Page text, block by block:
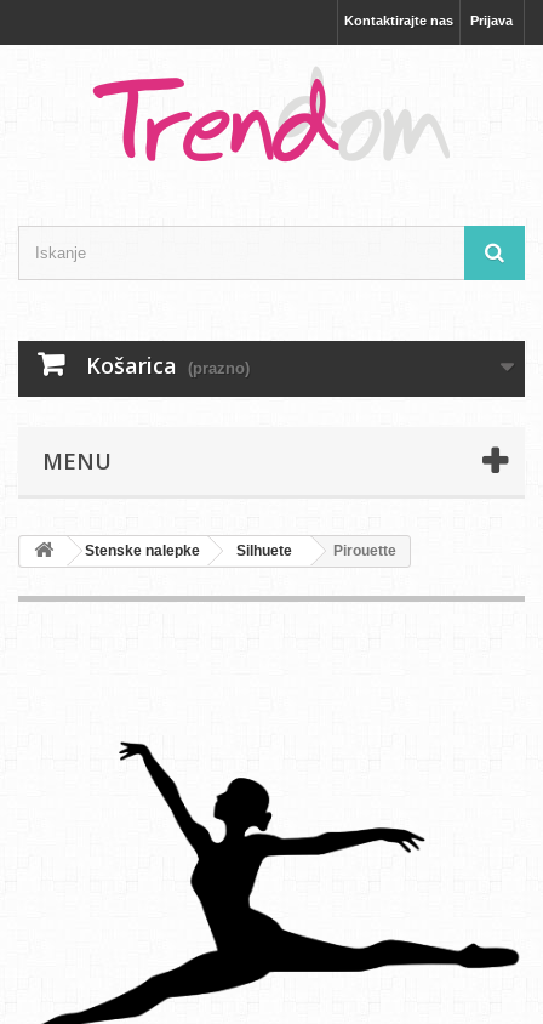
Prijava
Kontaktirajte nas
Košarica (prazno)
MENU
Stenske nalepke Silhuete Pirouette